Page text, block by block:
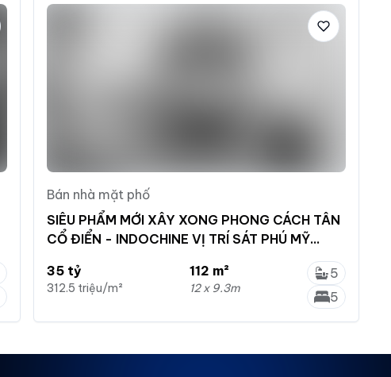
Bán nhà mặt phố
SIÊU PHẨM MỚI XÂY XONG PHONG CÁCH TÂN
CỔ ĐIỂN - INDOCHINE VỊ TRÍ SÁT PHÚ MỸ
35 tỷ
312.5 triệu/m²
112 m²
12 x 9.3m
5
5